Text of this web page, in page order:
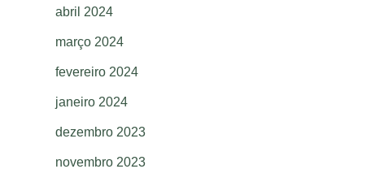
abril 2024
março 2024
fevereiro 2024
janeiro 2024
dezembro 2023
novembro 2023